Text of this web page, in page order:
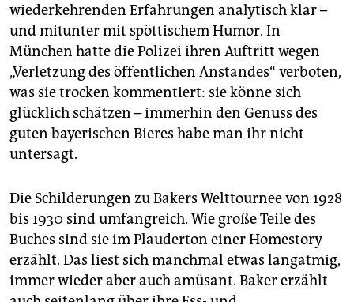
wiederkehrenden Erfahrungen analytisch klar –
und mitunter mit spöttischem Humor. In
München hatte die Polizei ihren Auftritt wegen
„Verletzung des öffentlichen Anstandes“ verboten,
was sie trocken kommentiert: sie könne sich
glücklich schätzen – immerhin den Genuss des
guten bayerischen Bieres habe man ihr nicht
untersagt.
Die Schilderungen zu Bakers Welttournee von 1928
bis 1930 sind umfangreich. Wie große Teile des
Buches sind sie im Plauderton einer Homestory
erzählt. Das liest sich manchmal etwas langatmig,
immer wieder aber auch amüsant. Baker erzählt